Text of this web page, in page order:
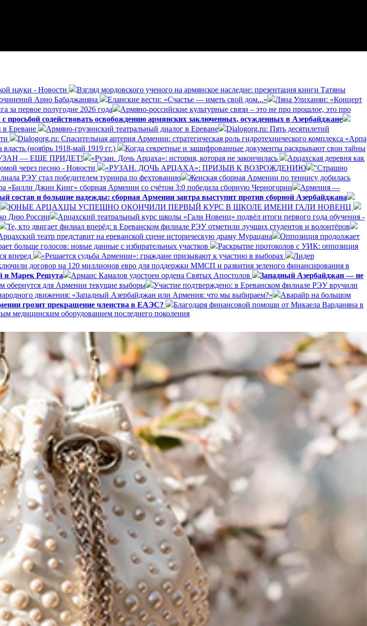
науки - Новости
Взгляд мордовского ученого на армянское наследие: презентация книги Татяны
Арно Бабаджаняна Еланские вести: «Счастье — иметь свой дом...»
Ляна Улиханян: «Концерт
за первое полугодие 2026 года
Армяно-российские культурные связи – это не про прошлое, это про
содействовать освобождению армянских заключенных, осужденных в Азербайджане
в Ереване
Армяно-грузинский театральный диалог в Ереване
Dialogorg.ru: Пять десятилетий
Dialogorg.ru: Спасительная артерия Армении: стратегическая роль гидротехнического комплекса «Арпа
(ноябрь 1918-май 1919 гг.)
Когда секретные и зашифрованные документы раскрывают свои тайны
— ЕЩЕ ПРИДЕТ! «Рузан. Дочь Арцаха»: история, которая не закончилась
Арцахская деревня как
через песню - Новости «РУЗАН. ДОЧЬ АРЦАХА»: ПРИЗЫВ К ВОЗРОЖДЕНИЮ
"Страшно
РЭУ стал победителем турнира по фехтованию
Женская сборная Армении по теннису добилась
«Билли Джин Кинг» сборная Армении со счётом 3:0 победила сборную Черногории
Армения —
состав и большие надежды: сборная Армении завтра выступит против сборной Азербайджана
ЮНЫЕ АРЦАХЦЫ УСПЕШНО ОКОНЧИЛИ ПЕРВЫЙ КУРС В ШКОЛЕ ИМЕНИ ГАЛИ НОВЕНЦ
Дню России
Арцахский театральный курс школы «Гали Новенц» подвёл итоги первого года обучения -
Те, кто двигает филиал вперёд: в Ереванском филиале РЭУ отметили лучших студентов и волонтёров
театр представит на ереванской сцене историческую драму Мурацана
Оппозиция продолжает
больше голосов: новые данные с избирательных участков
Раскрытие протоколов с УИК: оппозиция
вперед «Решается судьба Армении»: граждане призывают к участию в выборах
Лидер
договор на 120 миллионов евро для поддержки ММСП и развития зеленого финансирования в
и Марек Решута Армаис Камалов удостоен ордена Святых Апостолов
Западный Азербайджан — не
обернутся для Армении текущие выборы
Участие подтверждено: в Ереванском филиале РЭУ вручили
движения: «Западный Азербайджан или Армения: что мы выбираем?»
Аварайр на большом
грозит прекращение членства в ЕАЭС?
Благодаря финансовой помощи от Микаела Варданяна в
медицинским оборудованием последнего поколения